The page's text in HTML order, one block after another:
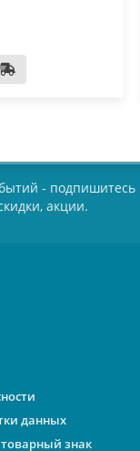
-
акции.
данных
знак